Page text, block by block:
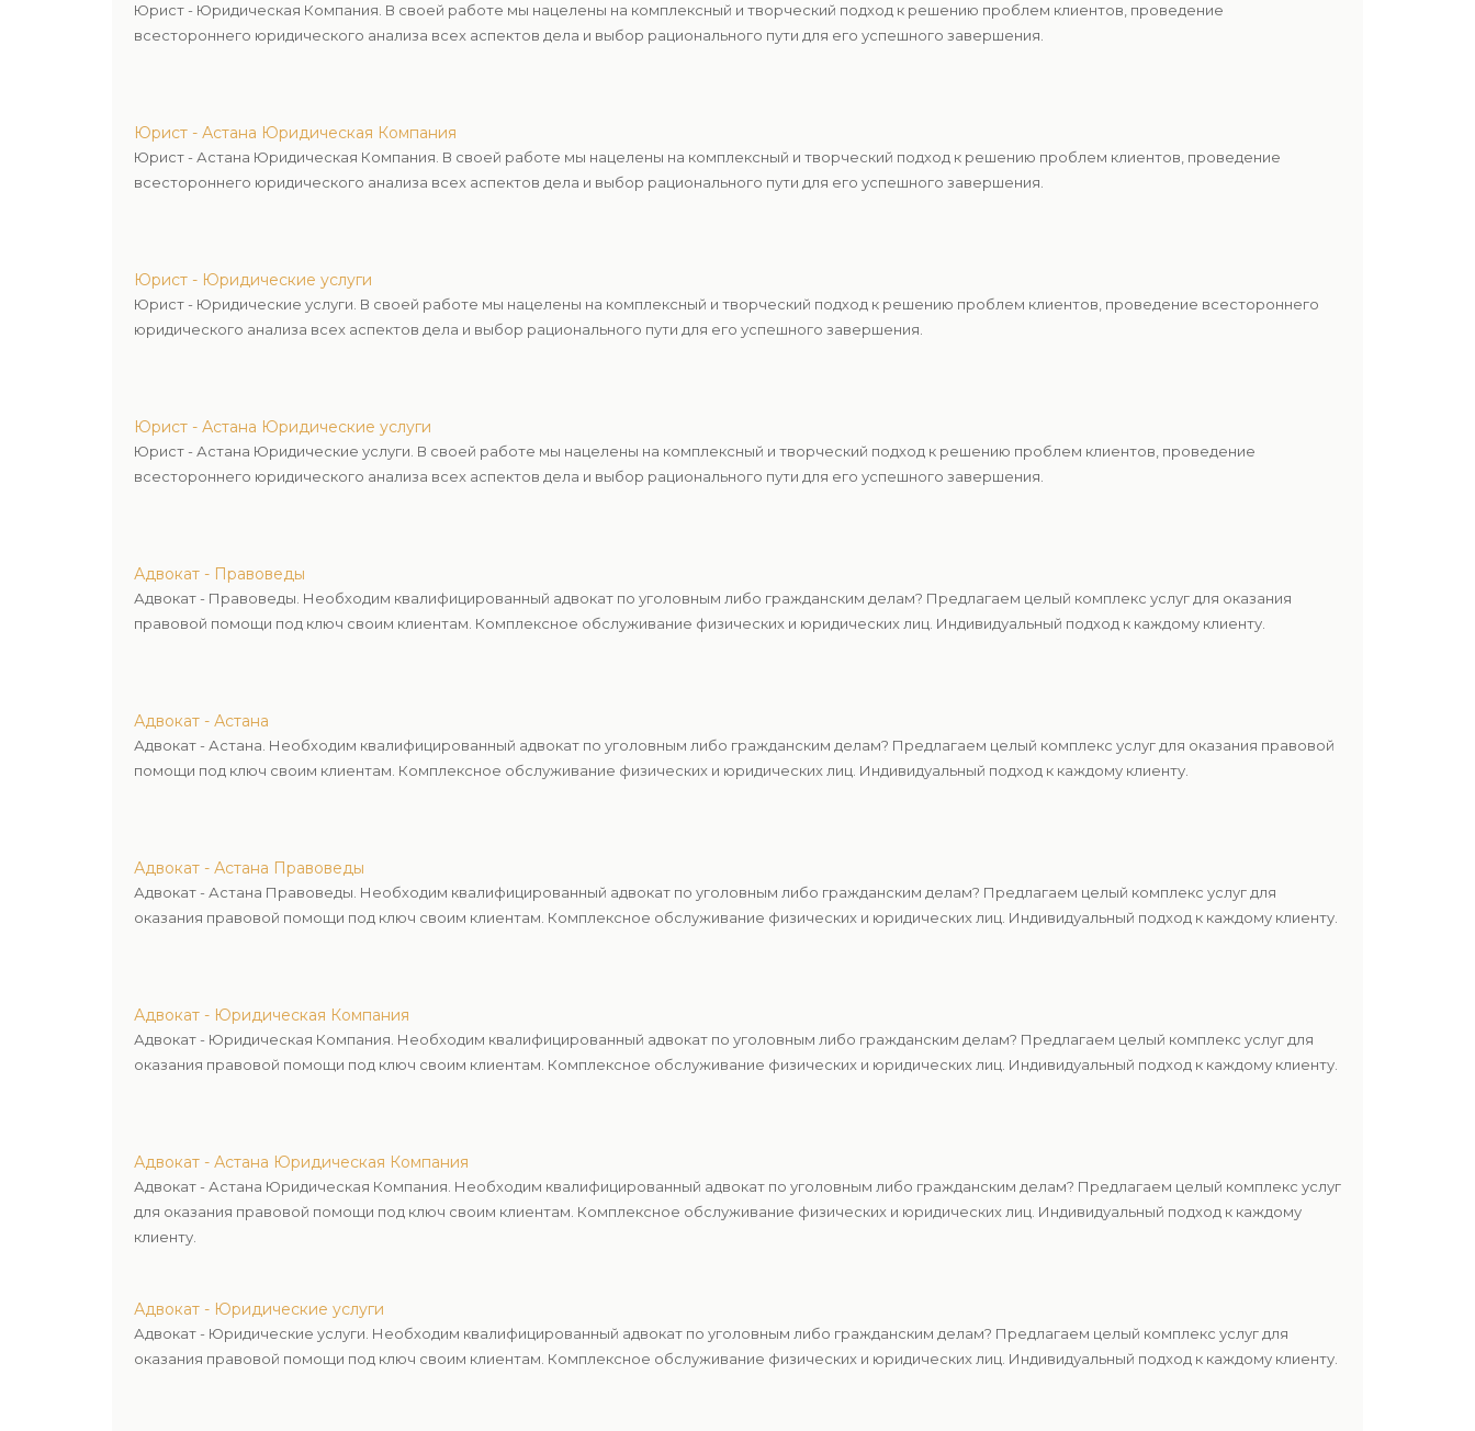
Юрист - Юридическая Компания. В своей работе мы нацелены на комплексный и творческий подход к решению проблем клиентов, проведение
всестороннего юридического анализа всех аспектов дела и выбор рационального пути для его успешного завершения.
Юрист - Астана Юридическая Компания
Юрист - Астана Юридическая Компания. В своей работе мы нацелены на комплексный и творческий подход к решению проблем клиентов, проведение
всестороннего юридического анализа всех аспектов дела и выбор рационального пути для его успешного завершения.
Юрист - Юридические услуги
Юрист - Юридические услуги. В своей работе мы нацелены на комплексный и творческий подход к решению проблем клиентов, проведение всестороннего
юридического анализа всех аспектов дела и выбор рационального пути для его успешного завершения.
Юрист - Астана Юридические услуги
Юрист - Астана Юридические услуги. В своей работе мы нацелены на комплексный и творческий подход к решению проблем клиентов, проведение
всестороннего юридического анализа всех аспектов дела и выбор рационального пути для его успешного завершения.
Адвокат - Правоведы
Адвокат - Правоведы. Необходим квалифицированный адвокат по уголовным либо гражданским делам? Предлагаем целый комплекс услуг для оказания
правовой помощи под ключ своим клиентам. Комплексное обслуживание физических и юридических лиц. Индивидуальный подход к каждому клиенту.
Адвокат - Астана
Адвокат - Астана. Необходим квалифицированный адвокат по уголовным либо гражданским делам? Предлагаем целый комплекс услуг для оказания правовой
помощи под ключ своим клиентам. Комплексное обслуживание физических и юридических лиц. Индивидуальный подход к каждому клиенту.
Адвокат - Астана Правоведы
Адвокат - Астана Правоведы. Необходим квалифицированный адвокат по уголовным либо гражданским делам? Предлагаем целый комплекс услуг для
оказания правовой помощи под ключ своим клиентам. Комплексное обслуживание физических и юридических лиц. Индивидуальный подход к каждому клиенту.
Адвокат - Юридическая Компания
Адвокат - Юридическая Компания. Необходим квалифицированный адвокат по уголовным либо гражданским делам? Предлагаем целый комплекс услуг для
оказания правовой помощи под ключ своим клиентам. Комплексное обслуживание физических и юридических лиц. Индивидуальный подход к каждому клиенту.
Адвокат - Астана Юридическая Компания
Адвокат - Астана Юридическая Компания. Необходим квалифицированный адвокат по уголовным либо гражданским делам? Предлагаем целый комплекс услуг
для оказания правовой помощи под ключ своим клиентам. Комплексное обслуживание физических и юридических лиц. Индивидуальный подход к каждому
клиенту.
Адвокат - Юридические услуги
Адвокат - Юридические услуги. Необходим квалифицированный адвокат по уголовным либо гражданским делам? Предлагаем целый комплекс услуг для
оказания правовой помощи под ключ своим клиентам. Комплексное обслуживание физических и юридических лиц. Индивидуальный подход к каждому клиенту.